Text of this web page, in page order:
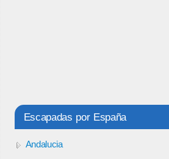
Escapadas por España
Andalucia